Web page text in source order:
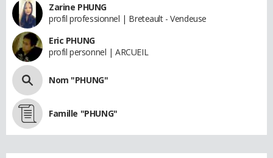
Zarine PHUNG
profil professionnel | Breteault - Vendeuse
Eric PHUNG
profil personnel | ARCUEIL
Nom "PHUNG"
Famille "PHUNG"